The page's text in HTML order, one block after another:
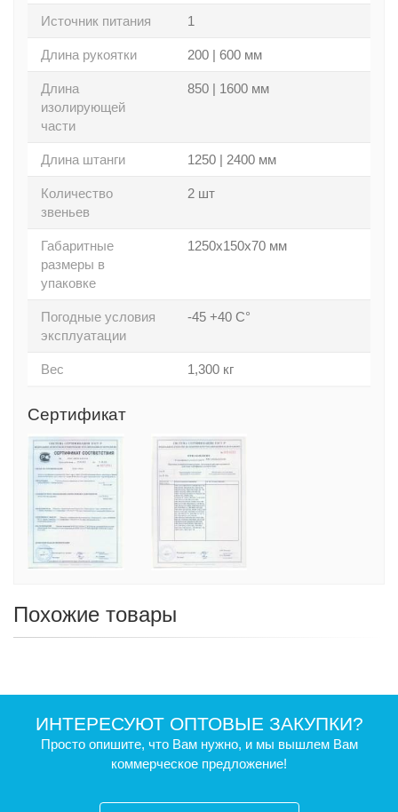
Источник питания 1
Длина рукоятки 200 | 600 мм
Длина
изолирующей
части
850 | 1600 мм
Длина штанги 1250 | 2400 мм
Количество
звеньев
2 шт
Габаритные
размеры в
упаковке
1250х150х70 мм
Погодные условия
эксплуатации
-45 +40 С°
Вес 1,300 кг
Сертификат
Похожие товары
ИНТЕРЕСУЮТ ОПТОВЫЕ ЗАКУПКИ?
Просто опишите, что Вам нужно, и мы вышлем Вам
коммерческое предложение!